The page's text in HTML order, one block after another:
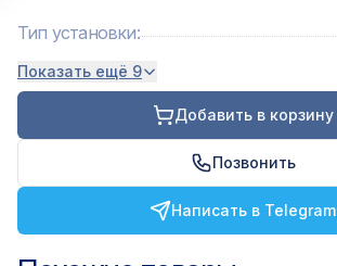
Тип установки:
Показать ещё 9
Добавить в корзину
Позвонить
Написать в Telegram